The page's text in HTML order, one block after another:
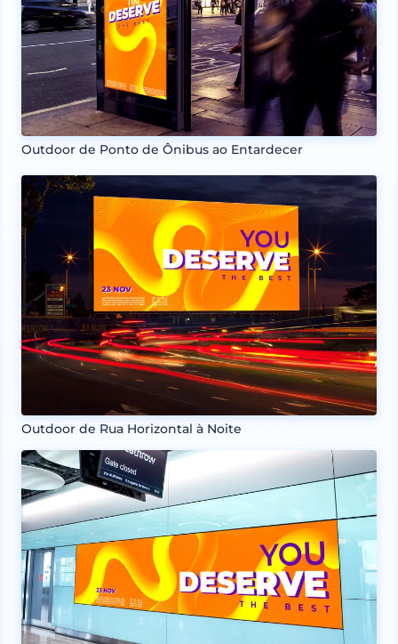
Outdoor de Ponto de Ônibus ao Entardecer
Outdoor de Rua Horizontal à Noite